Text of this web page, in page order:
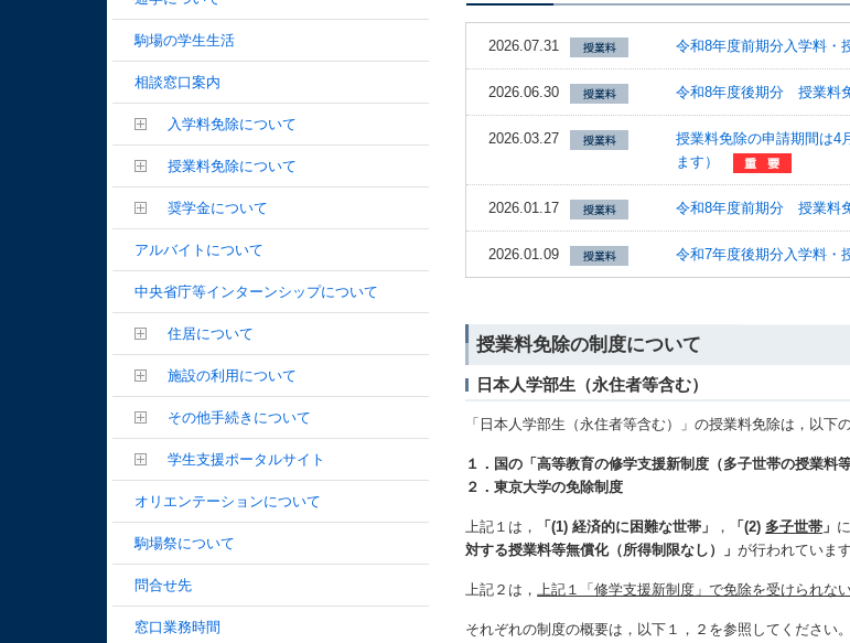
2026.07.31 令和8年度前期分入学料
2026.06.30 令和8年度後期分 授業料
2026.03.27
授業料免除の申請期間は4
ます）
2026.01.17 令和8年度前期分 授業料
2026.01.09 令和7年度後期分入学料
授業料免除の制度について
日本人学部生（永住者等含む）
「日本人学部生（永住者等含む）」の授業料免除は，以下
１．国の「高等教育の修学支援新制度（多子世帯の授業料
２．東京大学の免除制度
上記１は， 「(1) 経済的に困難な世帯」 ， 「(2) 多子世帯 」
対する授業料等無償化（所得制限なし）」が行われています
上記２は，上記１「修学支援新制度」で免除を受けられな
それぞれの制度の概要は，以下１，２を参照してください。
駒場の学生生活
相談窓口案内
入学料免除について
授業料免除について
奨学金について
アルバイトについて
中央省庁等インターンシップについて
住居について
施設の利用について
その他手続きについて
学生支援ポータルサイト
オリエンテーションについて
駒場祭について
問合せ先
窓口業務時間